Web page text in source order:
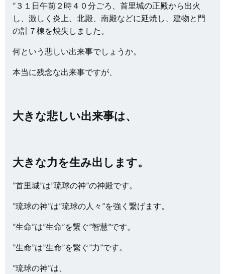
”３１日午前２時４０分ごろ、首里城の正殿から出火
し、激しく炎上、北殿、南殿などに延焼し、建物と門
の計７棟を焼失しました。
何という悲しい出来事でしょうか。
本当に残念な出来事ですが、
大きな悲しい出来事は、
大きな力を生み出します。
”首里城”は”琉球の神”の神殿です。
”琉球の神”は”琉球の人々”を強く繋げます。
”生命”は”生命”を繋ぐ”智慧”です。
”生命”は”生命”を繋ぐ”力”です。
”琉球の神”は、